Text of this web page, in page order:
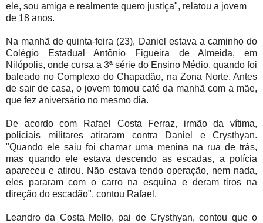
ele, sou amiga e realmente quero justiça", relatou a jovem
de 18 anos.
Na manhã de quinta-feira (23), Daniel estava a caminho do
Colégio Estadual Antônio Figueira de Almeida, em
Nilópolis, onde cursa a 3ª série do Ensino Médio, quando foi
baleado no Complexo do Chapadão, na Zona Norte. Antes
de sair de casa, o jovem tomou café da manhã com a mãe,
que fez aniversário no mesmo dia.
De acordo com Rafael Costa Ferraz, irmão da vítima,
policiais militares atiraram contra Daniel e Crysthyan.
"Quando ele saiu foi chamar uma menina na rua de trás,
mas quando ele estava descendo as escadas, a polícia
apareceu e atirou. Não estava tendo operação, nem nada,
eles pararam com o carro na esquina e deram tiros na
direção do escadão", contou Rafael.
Leandro da Costa Mello, pai de Crysthyan, contou que o